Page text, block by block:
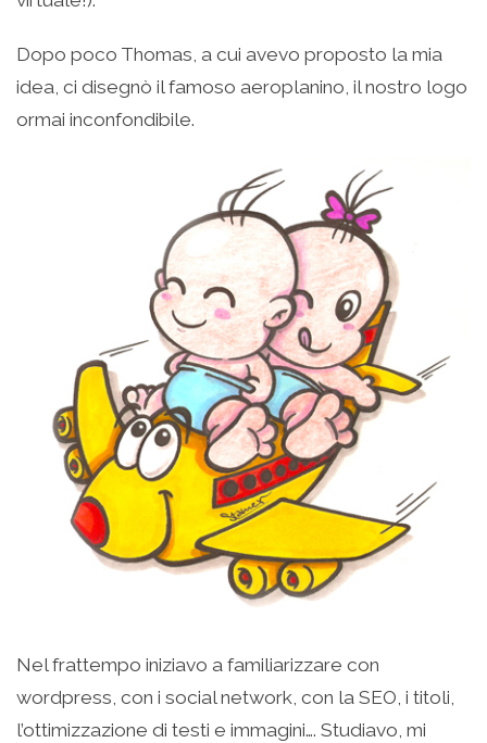
Dopo poco Thomas, a cui avevo proposto la mia
idea, ci disegnò il famoso aeroplanino, il nostro logo
ormai inconfondibile.
Nel frattempo iniziavo a familiarizzare con
wordpress, con i social network, con la SEO, i titoli,
l’ottimizzazione di testi e immagini…. Studiavo, mi